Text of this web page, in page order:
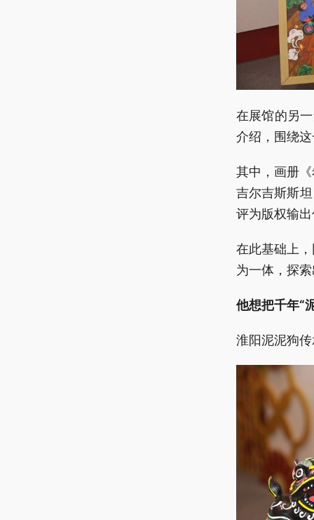
在展馆的另
介绍，围绕
其中，画册
吉尔吉斯斯
评为版权输出
在此基础上
为一体，探
他想把千年“
淮阳泥泥狗